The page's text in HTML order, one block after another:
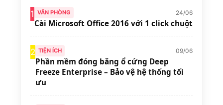
1 VĂN PHÒNG 24/06
Cài Microsoft Office 2016 với 1 click chuột
2 TIỆN ÍCH 09/06
Phần mềm đóng băng ổ cứng Deep
Freeze Enterprise – Bảo vệ hệ thống tối
ưu